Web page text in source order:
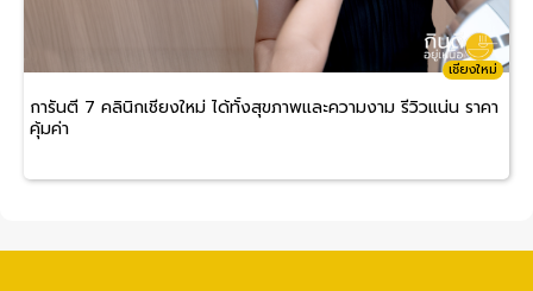
เชียงใหม่
การันตี 7 คลินิกเชียงใหม่ ได้ทั้งสุขภาพและความงาม รีวิวแน่น ราคา
คุ้มค่า